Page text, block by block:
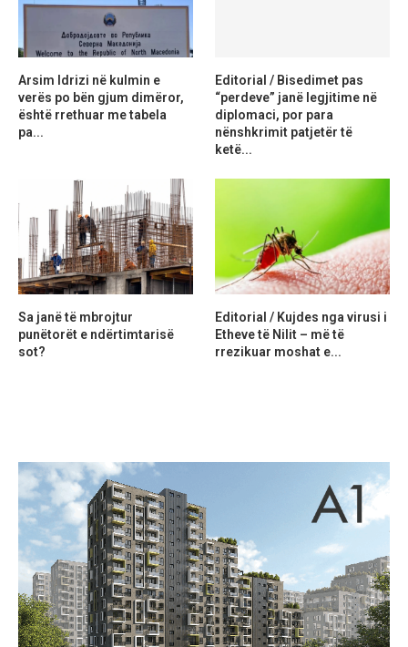
Arsim Idrizi në kulmin e
verës po bën gjum dimëror,
është rrethuar me tabela
pa...
Editorial / Bisedimet pas
“perdeve” janë legjitime në
diplomaci, por para
nënshkrimit patjetër të
ketë...
Sa janë të mbrojtur
punëtorët e ndërtimtarisë
sot?
Editorial / Kujdes nga virusi i
Etheve të Nilit – më të
rrezikuar moshat e...